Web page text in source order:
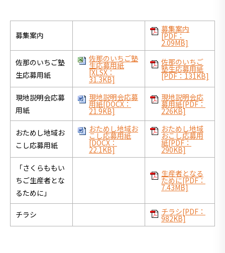
募集案内
募集案内
[PDF：
2.09MB]
佐那のいちご塾
生応募用紙
佐那のいちご塾
生応募用紙
[XLSX：
31.3KB]
佐那のいちご
塾生応募用紙
[PDF：131KB]
現地説明会応募
用紙
現地説明会応募
用紙[DOCX：
21.9KB]
現地説明会応
募用紙[PDF：
226KB]
おためし地域お
こし応募用紙
おためし地域お
こし応募用紙
[DOCX：
22.1KB]
おためし地域
おこし応募用
紙[PDF：
290KB]
「さくらももい
ちご生産者とな
るために」
生産者となる
ために[PDF：
7.43MB]
チラシ チラシ[PDF：
982KB]